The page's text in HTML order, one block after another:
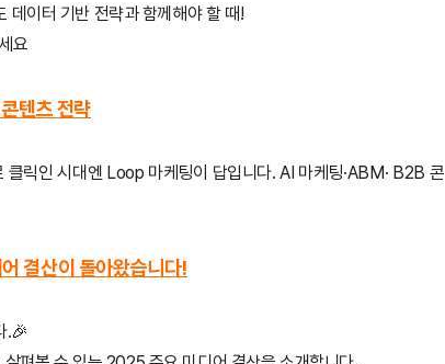
데이터 기반 전략과 함께해야 할 때!
요
텐츠 전략
릭인 시대엔 Loop 마케팅이 답입니다. AI 마케팅·ABM· B2B 콘
결산이 돌아왔습니다!
.🎉